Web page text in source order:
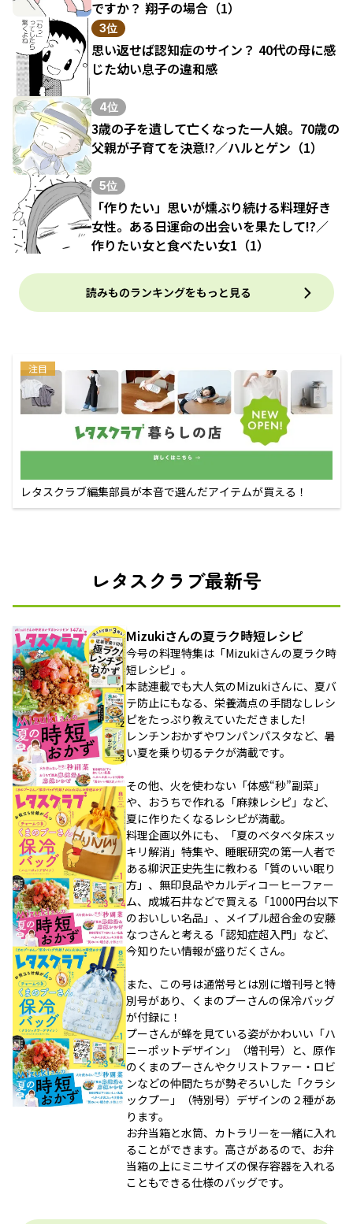
ですか？ 翔子の場合（1）
3位
思い返せば認知症のサイン？ 40代の母に感
じた幼い息子の違和感
4位
3歳の子を遺して亡くなった一人娘。70歳の
父親が子育てを決意!?／ハルとゲン（1）
5位
「作りたい」思いが燻ぶり続ける料理好き
女性。ある日運命の出会いを果たして!?／
作りたい女と食べたい女1（1）
読みものランキングをもっと見る
注目
レタスクラブ編集部員が本音で選んだアイテムが買える！
レタスクラブ最新号
Mizukiさんの夏ラク時短レシピ
今号の料理特集は「Mizukiさんの夏ラク時
短レシピ」。
本誌連載でも大人気のMizukiさんに、夏バ
テ防止にもなる、栄養満点の手間なしレシ
ピをたっぷり教えていただきました!
レンチンおかずやワンパンパスタなど、暑
い夏を乗り切るテクが満載です。
その他、火を使わない「体感“秒”副菜」
や、おうちで作れる「麻辣レシピ」など、
夏に作りたくなるレシピが満載。
料理企画以外にも、「夏のベタベタ床スッ
キリ解消」特集や、睡眠研究の第一人者で
ある柳沢正史先生に教わる「質のいい眠り
方」、無印良品やカルディコーヒーファー
ム、成城石井などで買える「1000円台以下
のおいしい名品」、メイプル超合金の安藤
なつさんと考える「認知症超入門」など、
今知りたい情報が盛りだくさん。
また、この号は通常号とは別に増刊号と特
別号があり、くまのプーさんの保冷バッグ
が付録に！
プーさんが蜂を見ている姿がかわいい「ハ
ニーポットデザイン」（増刊号）と、原作
のくまのプーさんやクリストファー・ロビ
ンなどの仲間たちが勢ぞろいした「クラシ
ックプー」（特別号）デザインの２種があ
ります。
お弁当箱と水筒、カトラリーを一緒に入れ
ることができます。高さがあるので、お弁
当箱の上にミニサイズの保存容器を入れる
こともできる仕様のバッグです。